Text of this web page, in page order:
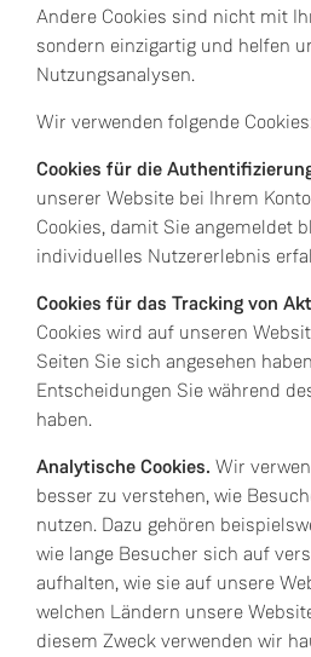
Andere Cookies sind nicht mit
sondern einzigartig und helfen
Nutzungsanalysen.
Wir verwenden folgende
Cookies für die
unserer Website bei Ihrem
Cookies, damit Sie angemeldet
individuelles Nutzererlebnis
Cookies für das Tracking von
Cookies wird auf unseren
Seiten Sie sich angesehen
Entscheidungen Sie während
haben.
Analytische Cookies. Wir
besser zu verstehen, wie
nutzen. Dazu gehören
wie lange Besucher sich auf
aufhalten, wie sie auf unsere
welchen Ländern unsere
diesem Zweck verwenden wir